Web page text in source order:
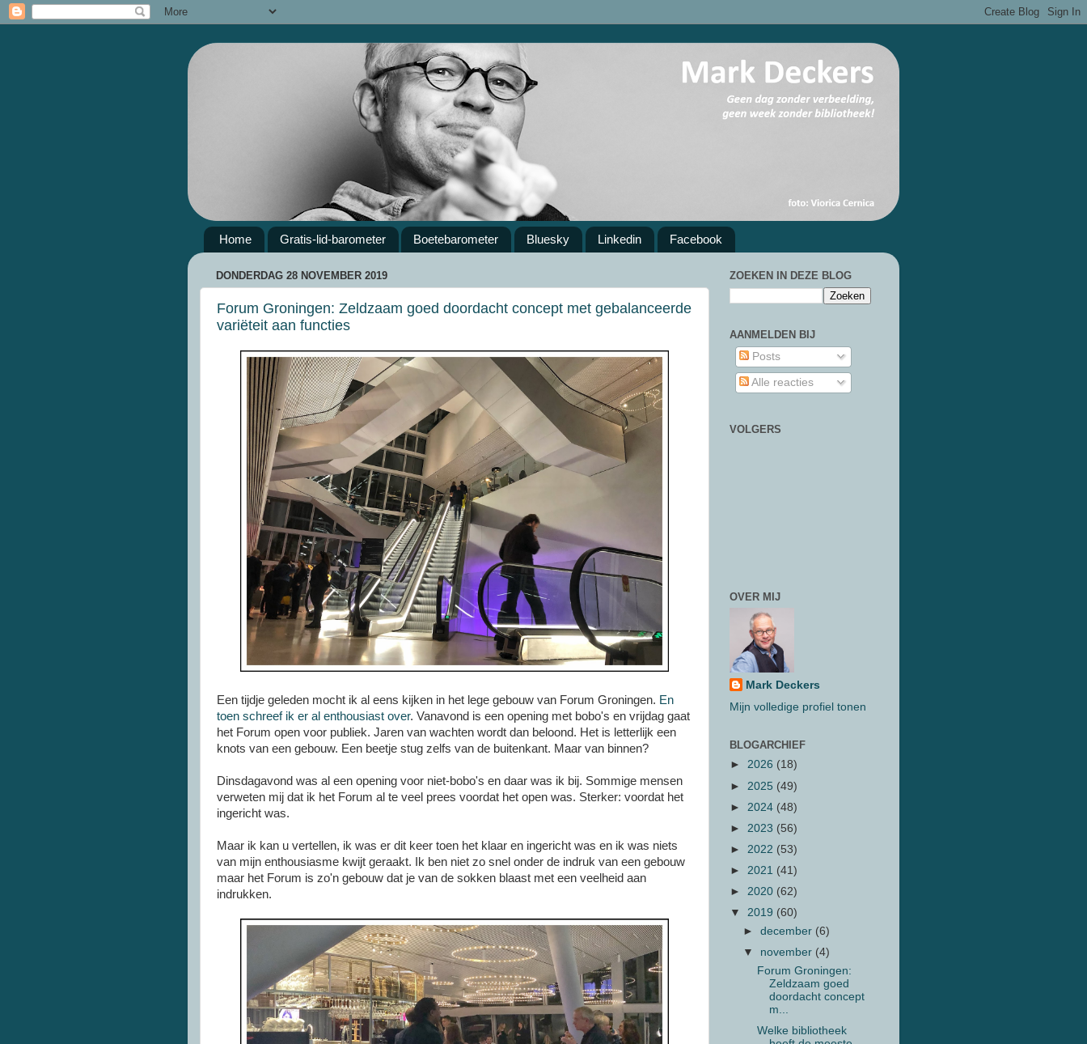
Home Gratis-lid-barometer Boetebarometer Bluesky Linkedin Facebook
DONDERDAG 28 NOVEMBER 2019
Forum Groningen: Zeldzaam goed doordacht concept met gebalanceerde
variëteit aan functies
Een tijdje geleden mocht ik al eens kijken in het lege gebouw van Forum Groningen. En
toen schreef ik er al enthousiast over. Vanavond is een opening met bobo's en vrijdag gaat
het Forum open voor publiek. Jaren van wachten wordt dan beloond. Het is letterlijk een
knots van een gebouw. Een beetje stug zelfs van de buitenkant. Maar van binnen?
Dinsdagavond was al een opening voor niet-bobo's en daar was ik bij. Sommige mensen
verweten mij dat ik het Forum al te veel prees voordat het open was. Sterker: voordat het
ingericht was.
Maar ik kan u vertellen, ik was er dit keer toen het klaar en ingericht was en ik was niets
van mijn enthousiasme kwijt geraakt. Ik ben niet zo snel onder de indruk van een gebouw
maar het Forum is zo'n gebouw dat je van de sokken blaast met een veelheid aan
indrukken.
ZOEKEN IN DEZE BLOG
AANMELDEN BIJ
Posts
Alle reacties
VOLGERS
OVER MIJ
Mark Deckers
Mijn volledige profiel tonen
BLOGARCHIEF
► 2026 (18)
► 2025 (49)
► 2024 (48)
► 2023 (56)
► 2022 (53)
► 2021 (41)
► 2020 (62)
▼ 2019 (60)
►december (6)
▼ november (4)
Forum Groningen:
Zeldzaam goed
doordacht concept
m...
Welke bibliotheek